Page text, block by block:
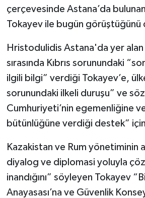
çerçevesinde Astana’da
Tokayev ile bugün görüştüğünü
Hristodulidis Astana'da yer
sırasında Kıbrıs sorunundaki
ilgili bilgi” verdiği Tokayev’e,
sorunundaki ilkeli duruşu” ve
Cumhuriyeti’nin egemenliğine
bütünlüğüne verdiği destek”
Kazakistan ve Rum yönetiminin
diyalog ve diplomasi yoluyla
inandığını” söyleyen Tokayev
Anayasası’na ve Güvenlik